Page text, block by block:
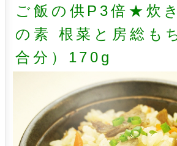
ご飯の供P3倍★炊
の素 根菜と房総も
合分）170g